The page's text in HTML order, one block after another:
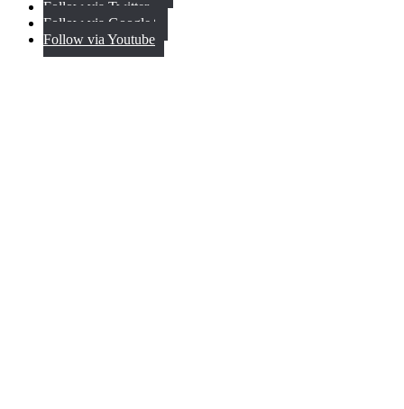
Follow via Twitter
Follow via Google+
Follow via Youtube